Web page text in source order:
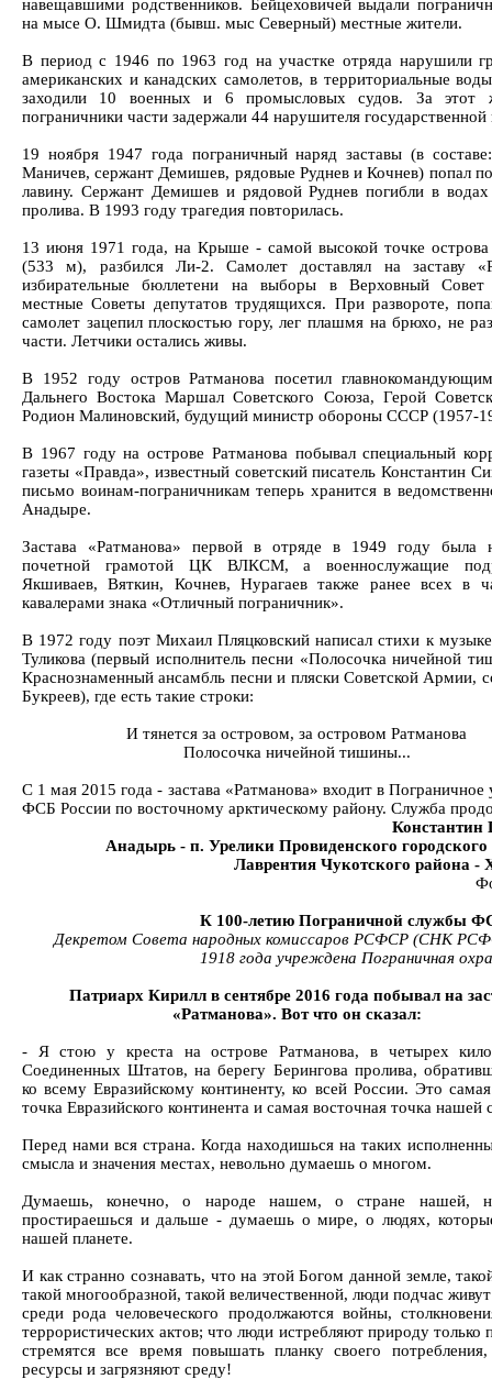
навещавшими родственников. Бейцеховичей выдали
на мысе О. Шмидта (бывш. мыс Северный) местные жители.
В период с 1946 по 1963 год на участке отряда нарушили
американских и канадских самолетов, в территориальные
заходили 10 военных и 6 промысловых судов. За этот
пограничники части задержали 44 нарушителя
19 ноября 1947 года пограничный наряд заставы (в
Маничев, сержант Демишев, рядовые Руднев и Кочнев) попал
лавину. Сержант Демишев и рядовой Руднев погибли в водах
пролива. В 1993 году трагедия повторилась.
13 июня 1971 года, на Крыше - самой высокой точке острова
(533 м), разбился Ли-2. Самолет доставлял на заставу
избирательные бюллетени на выборы в Верховный
местные Советы депутатов трудящихся. При развороте,
самолет зацепил плоскостью гору, лег плашмя на брюхо, не
части. Летчики остались живы.
В 1952 году остров Ратманова посетил
Дальнего Востока Маршал Советского Союза, Герой
Родион Малиновский, будущий министр обороны СССР (1957-
В 1967 году на острове Ратманова побывал специальный
газеты «Правда», известный советский писатель Константин
письмо воинам-пограничникам теперь хранится в
Анадыре.
Застава «Ратманова» первой в отряде в 1949 году была
почетной грамотой ЦК ВЛКСМ, а военнослужащие
Якшиваев, Вяткин, Кочнев, Нурагаев также ранее всех в
кавалерами знака «Отличный пограничник».
В 1972 году поэт Михаил Пляцковский написал стихи к
Туликова (первый исполнитель песни «Полосочка ничейной
Краснознаменный ансамбль песни и пляски Советской Армии,
Букреев), где есть такие строки:
И тянется за островом, за островом Ратманова
Полосочка ничейной тишины...
С 1 мая 2015 года - застава «Ратманова» входит в Пограничное
ФСБ России по восточному арктическому району. Служба
Константин
Анадырь - п. Урелики Провиденского городского
Лаврентия Чукотского района -
К 100-летию Пограничной службы
Декретом Совета народных комиссаров РСФСР (СНК
1918 года учреждена Пограничная
Патриарх Кирилл в сентябре 2016 года побывал на
«Ратманова». Вот что он сказал:
- Я стою у креста на острове Ратманова, в четырех
Соединенных Штатов, на берегу Берингова пролива,
ко всему Евразийскому континенту, ко всей России. Это
точка Евразийского континента и самая восточная точка нашей
Перед нами вся страна. Когда находишься на таких
смысла и значения местах, невольно думаешь о многом.
Думаешь, конечно, о народе нашем, о стране нашей,
простираешься и дальше - думаешь о мире, о людях,
нашей планете.
И как странно сознавать, что на этой Богом данной земле,
такой многообразной, такой величественной, люди подчас
среди рода человеческого продолжаются войны,
террористических актов; что люди истребляют природу только
стремятся все время повышать планку своего
ресурсы и загрязняют среду!